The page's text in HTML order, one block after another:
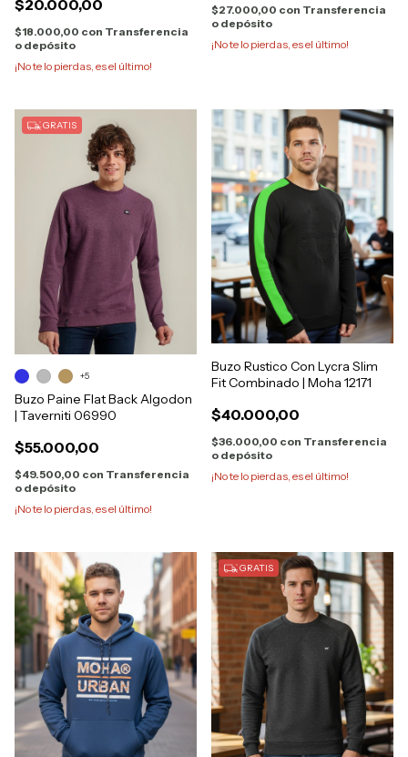
$20.000,00
$18.000,00 con Transferencia
o depósito
¡No te lo pierdas, es el último!
$27.000,00 con Transferencia
o depósito
¡No te lo pierdas, es el último!
GRATIS
Buzo Paine Flat Back Algodon
| Taverniti 06990
$55.000,00
$49.500,00 con Transferencia
o depósito
¡No te lo pierdas, es el último!
+5
Buzo Rustico Con Lycra Slim
Fit Combinado | Moha 12171
$40.000,00
$36.000,00 con Transferencia
o depósito
¡No te lo pierdas, es el último!
GRATIS